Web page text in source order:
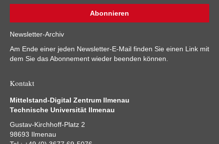
Newsletter-Archiv
Am Ende einer jeden Newsletter-E-Mail finden Sie einen Link mit
dem Sie das Abonnement wieder beenden können.
Kontakt
Mittelstand-Digital Zentrum Ilmenau
Technische Universität Ilmenau
Gustav-Kirchhoff-Platz 2
98693 Ilmenau